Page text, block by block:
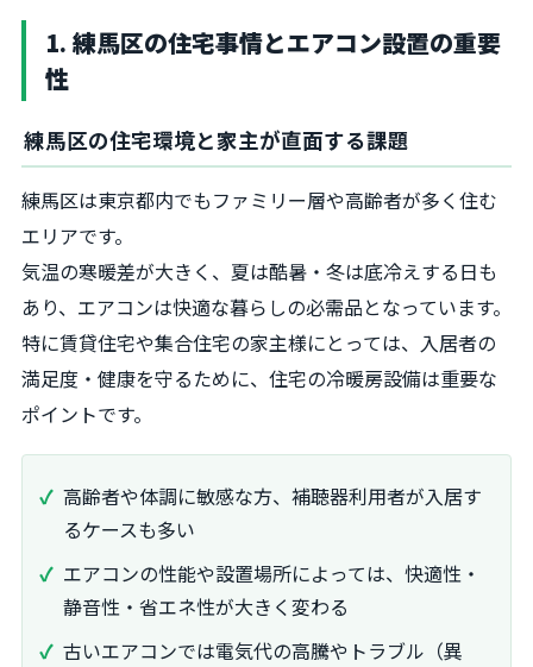
1. 練馬区の住宅事情とエアコン設置の重要
性
練馬区の住宅環境と家主が直面する課題
練馬区は東京都内でもファミリー層や高齢者が多く住む
エリアです。
気温の寒暖差が大きく、夏は酷暑・冬は底冷えする日も
あり、エアコンは快適な暮らしの必需品となっています。
特に賃貸住宅や集合住宅の家主様にとっては、入居者の
満足度・健康を守るために、住宅の冷暖房設備は重要な
ポイントです。
高齢者や体調に敏感な方、補聴器利用者が入居す
るケースも多い
エアコンの性能や設置場所によっては、快適性・
静音性・省エネ性が大きく変わる
古いエアコンでは電気代の高騰やトラブル（異